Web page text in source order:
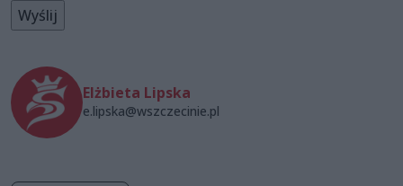
Elżbieta Lipska
e.lipska@wszczecinie.pl